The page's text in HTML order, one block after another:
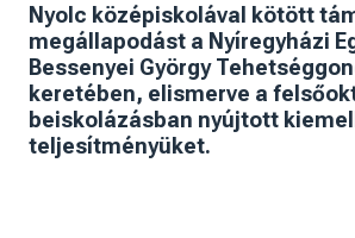
Nyolc középiskolával kötött
megállapodást a Nyíregyházi
Bessenyei György
keretében, elismerve a
beiskolázásban nyújtott
teljesítményüket.